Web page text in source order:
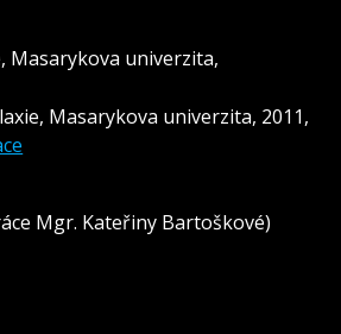
Masarykova univerzita,
Masarykova univerzita, 2011,
Mgr. Kateřiny Bartoškové)